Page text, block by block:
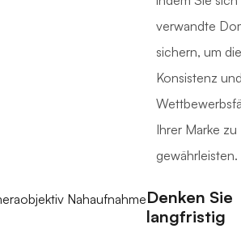
verwandte
sichern, um die
Konsistenz
Ihrer Marke zu
gewährleisten.
Denken Sie
langfristig